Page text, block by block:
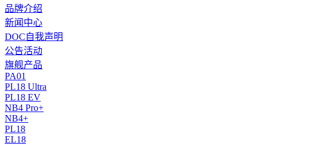
品牌介绍
新闻中心
DOC自我声明
公告活动
旗舰产品
PA01
PL18 Ultra
PL18 EV
NB4 Pro+
NB4+
PL18
EL18